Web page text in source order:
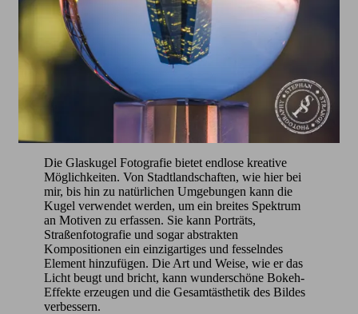
Die Glaskugel Fotografie bietet endlose kreative
Möglichkeiten. Von Stadtlandschaften, wie hier bei
mir, bis hin zu natürlichen Umgebungen kann die
Kugel verwendet werden, um ein breites Spektrum
an Motiven zu erfassen. Sie kann Porträts,
Straßenfotografie und sogar abstrakten
Kompositionen ein einzigartiges und fesselndes
Element hinzufügen. Die Art und Weise, wie er das
Licht beugt und bricht, kann wunderschöne Bokeh-
Effekte erzeugen und die Gesamtästhetik des Bildes
verbessern.